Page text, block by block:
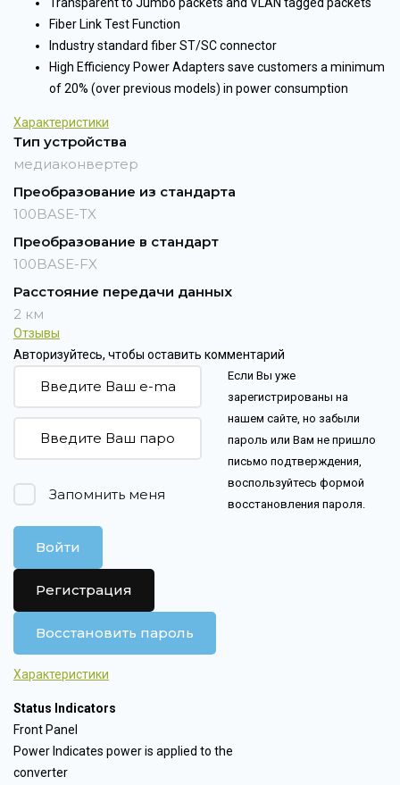
Fiber Link Test Function
Industry standard fiber ST/SC connector
High Efficiency Power Adapters save customers a minimum
of 20% (over previous models) in power consumption
Характеристики
Тип устройства
медиаконвертер
Преобразование из стандарта
100BASE-TX
Преобразование в стандарт
100BASE-FX
Расстояние передачи данных
2 км
Отзывы
Авторизуйтесь, чтобы оставить комментарий
Запомнить меня
Войти
Регистрация
Если Вы уже
зарегистрированы на
нашем сайте, но забыли
пароль или Вам не пришло
письмо подтверждения,
воспользуйтесь формой
восстановления пароля.
Восстановить пароль
Характеристики
Status Indicators
Front Panel
Power Indicates power is applied to the
converter